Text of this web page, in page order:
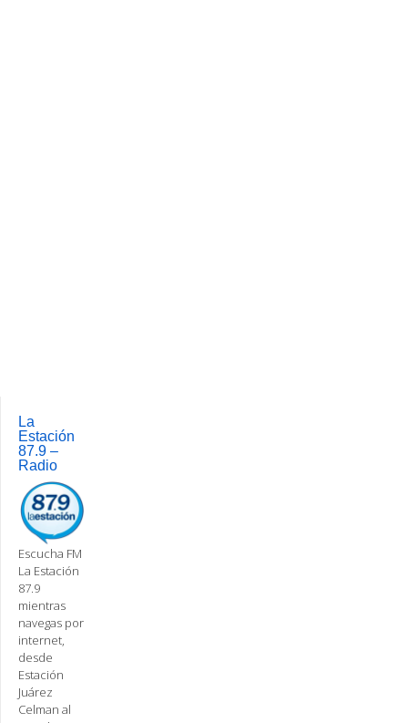
La
Estación
87.9 –
Radio
Escucha FM
La Estación
87.9
mientras
navegas por
internet,
desde
Estación
Juárez
Celman al